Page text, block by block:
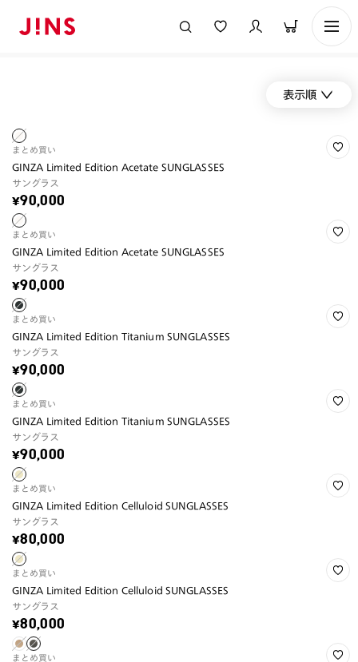
表示順
まとめ買い
GINZA Limited Edition Acetate SUNGLASSES
サングラス
¥90,000
まとめ買い
GINZA Limited Edition Acetate SUNGLASSES
サングラス
¥90,000
まとめ買い
GINZA Limited Edition Titanium SUNGLASSES
サングラス
¥90,000
まとめ買い
GINZA Limited Edition Titanium SUNGLASSES
サングラス
¥90,000
まとめ買い
GINZA Limited Edition Celluloid SUNGLASSES
サングラス
¥80,000
まとめ買い
GINZA Limited Edition Celluloid SUNGLASSES
サングラス
¥80,000
まとめ買い